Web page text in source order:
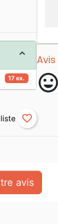
mood
17 ex.
favorite_border
avis